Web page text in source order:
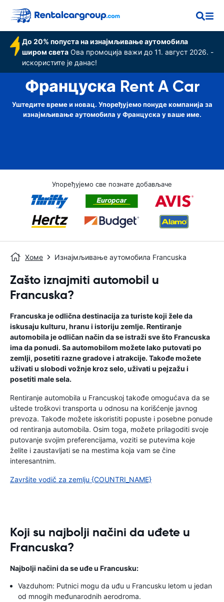
До 20% попуста на изнајмљивање аутомобила
широм света Ова промоција важи до 11. август 2026. -
искористите је данас!
Француска Rent A Car
Уштедите време и новац. Упоређујемо понуде компанија за
изнајмљивање аутомобила у Француска у ваше име.
Упоређујемо све познате добављаче
Хоме Изнајмљивање аутомобила Francuska
Zašto iznajmiti automobil u
Francuska?
Francuska je odlična destinacija za turiste koji žele da
iskusaju kulturu, hranu i istoriju zemlje. Rentiranje
automobila je odličan način da se istraži sve što Francuska
ima da ponudi. Sa automobilom možete lako putovati po
zemlji, posetiti razne gradove i atrakcije. Takođe možete
uživati u slobodi vožnje kroz selo, uživati u pejzažu i
posetiti male sela.
Rentiranje automobila u Francuskoj takođe omogućava da se
uštede troškovi transporta u odnosu na korišćenje javnog
prevoza. Takođe možete iskoristiti popuste i posebne ponude
od rentiranja automobila. Osim toga, možete prilagoditi svoje
putovanje svojim preferencijama, voziti se putevima koje
želite i zaustavljati se na mestima koja vam se čine
interesantnim.
Završite vodič za zemlju {COUNTRI_NAME}
Koji su najbolji načini da uđete u
Francuska?
Najbolji načini da se uđe u Francusku:
Vazduhom: Putnici mogu da uđu u Francusku letom u jedan
od mnogih međunarodnih aerodroma.